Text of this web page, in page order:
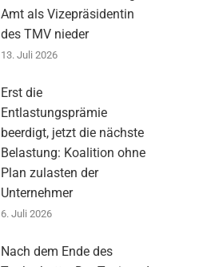
Amt als Vizepräsidentin
des TMV nieder
13. Juli 2026
Erst die
Entlastungsprämie
beerdigt, jetzt die nächste
Belastung: Koalition ohne
Plan zulasten der
Unternehmer
6. Juli 2026
Nach dem Ende des